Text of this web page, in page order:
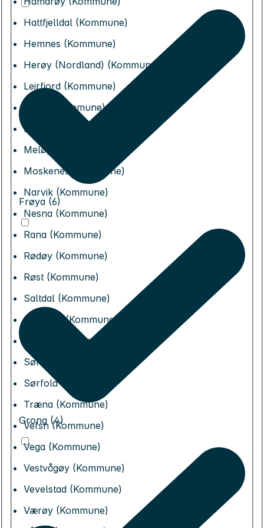
Hattfjelldal (Kommune)
Hemnes (Kommune)
Herøy (Nordland) (Kommune)
Leirfjord (Kommune)
Lurøy (Kommune)
Lødingen (Kommune)
Meløy (Kommune)
Moskenes (Kommune)
Narvik (Kommune)
Nesna (Kommune)
Rana (Kommune)
Rødøy (Kommune)
Røst (Kommune)
Saltdal (Kommune)
Sortland (Kommune)
Steigen (Kommune)
Sømna (Kommune)
Sørfold (Kommune)
Træna (Kommune)
Vefsn (Kommune)
Vega (Kommune)
Vestvågøy (Kommune)
Vevelstad (Kommune)
Værøy (Kommune)
Frøya (6)
Grong (4)